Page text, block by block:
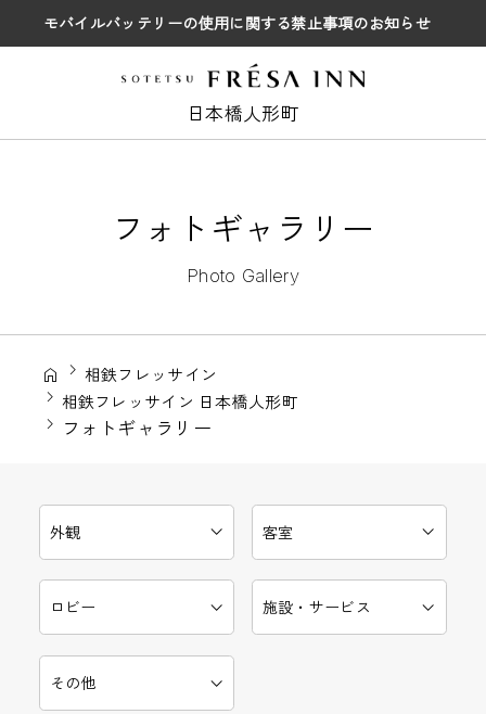
モバイルバッテリーの使用に関する禁止事項のお知らせ
日本橋人形町
フォトギャラリー
Photo Gallery
相鉄フレッサイン
相鉄フレッサイン 日本橋人形町
フォトギャラリー
外観 客室
ロビー 施設・サービス
その他